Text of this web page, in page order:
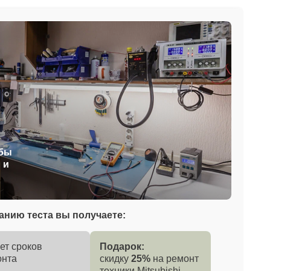
и
теста вы получаете:
сроков
Подарок:
скидку 25% на ремонт